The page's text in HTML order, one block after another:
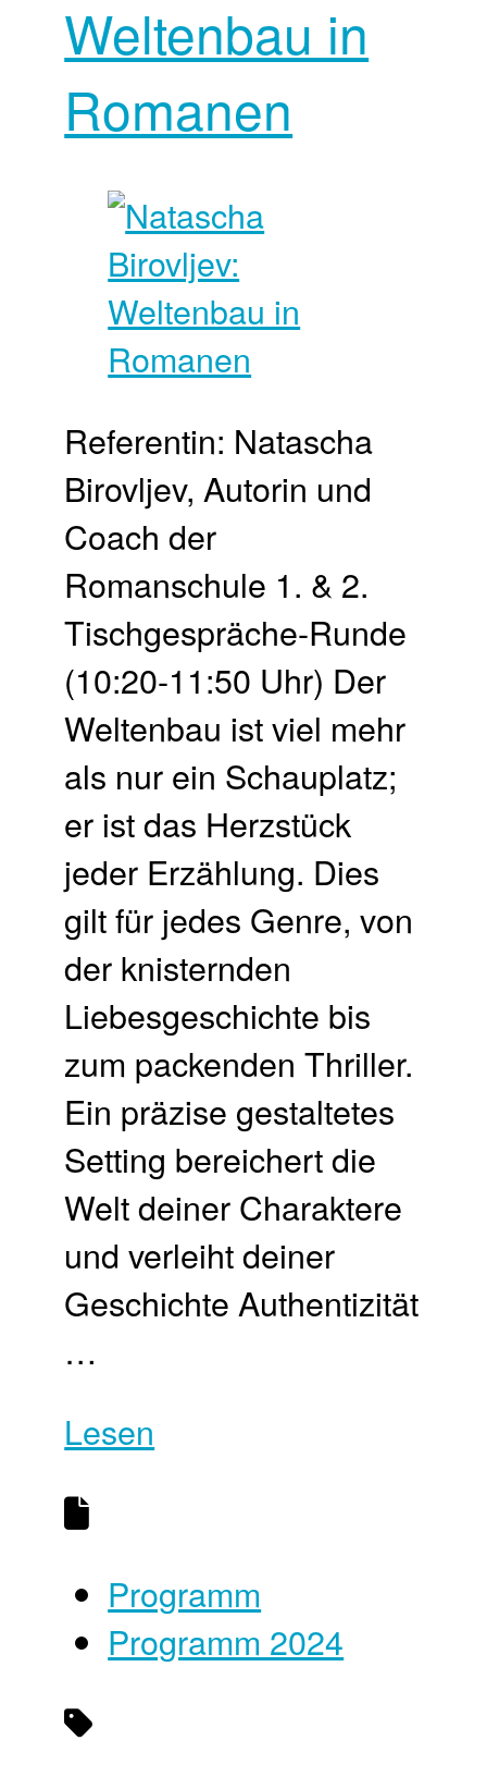
Weltenbau in
Romanen
Referentin: Natascha
Birovljev, Autorin und
Coach der
Romanschule 1. & 2.
Tisch­gespräche-Runde
(10:20-11:50 Uhr) Der
Weltenbau ist viel mehr
als nur ein Schauplatz;
er ist das Herzstück
jeder Erzählung. Dies
gilt für jedes Genre, von
der knisternden
Liebesgeschichte bis
zum packenden Thriller.
Ein präzise gestaltetes
Setting bereichert die
Welt deiner Charaktere
und verleiht deiner
Geschichte Authentizität
…
Lesen
Programm
Programm 2024